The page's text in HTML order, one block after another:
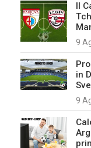
Il
9
in
9